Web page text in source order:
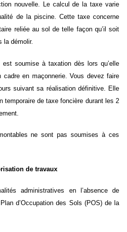
nouvelle. Le calcul de la taxe varie
de la piscine. Cette taxe concerne
reliée au sol de telle façon qu’il soit
la démolir.
est soumise à taxation dès lors qu’elle
cadre en maçonnerie. Vous devez faire
suivant sa réalisation définitive. Elle
temporaire de taxe foncière durant les 2
ne sont pas soumises à ces
de travaux
administratives en l’absence de
d’Occupation des Sols (POS) de la